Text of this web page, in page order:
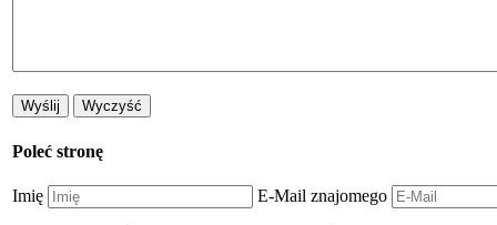
Poleć stronę
Imię E-Mail znajomego